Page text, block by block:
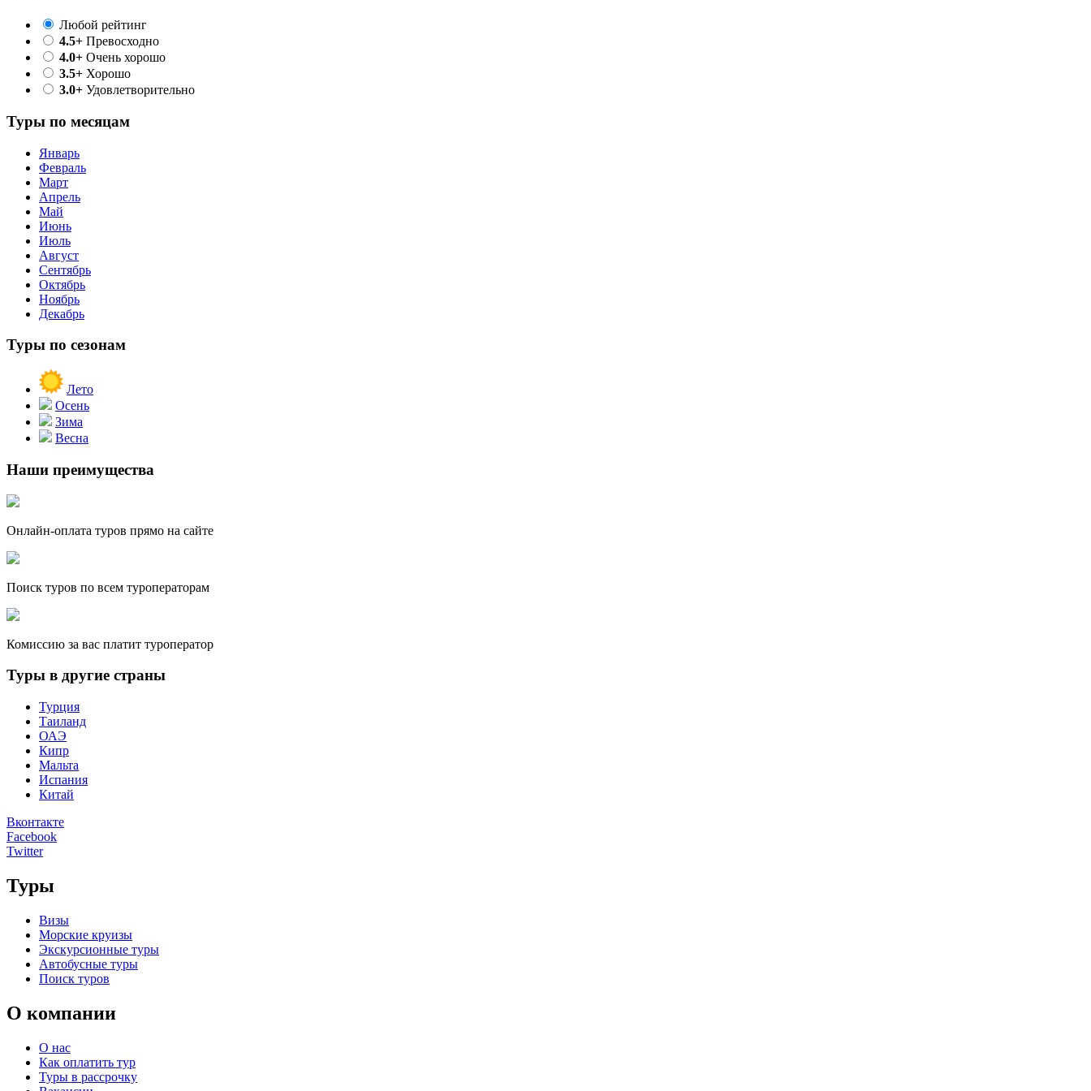
Любой рейтинг
4.5+ Превосходно
4.0+ Очень хорошо
3.5+ Хорошо
3.0+ Удовлетворительно
Туры по месяцам
Январь
Февраль
Март
Апрель
Май
Июнь
Июль
Август
Сентябрь
Октябрь
Ноябрь
Декабрь
Туры по сезонам
Лето
Осень
Зима
Весна
Наши преимущества
Онлайн-оплата туров прямо на сайте
Поиск туров по всем туроператорам
Комиссию за вас платит туроператор
Туры в другие страны
Турция
Таиланд
ОАЭ
Кипр
Мальта
Испания
Китай
Вконтакте
Facebook
Twitter
Туры
Визы
Морские круизы
Экскурсионные туры
Автобусные туры
Поиск туров
О компании
О нас
Как оплатить тур
Туры в рассрочку